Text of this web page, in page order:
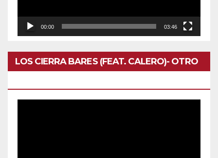
00:00 03:46
LOS CIERRA BARES (FEAT. CALERO)- OTRO